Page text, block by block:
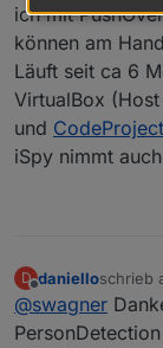
ich mit
können am
Läuft seit ca 6
VirtualBox
und
iSpy nimmt
D danielloschrieb
zuletzt
@swagner